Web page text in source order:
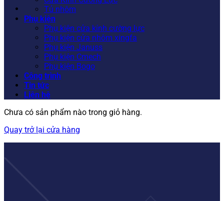
Tủ nhôm
Phụ kiện
Phụ kiện cửa kính cường lực
Phụ kiện cửa nhôm xingfa
Phụ kiện Januss
Phụ kiện Cmech
Phụ kiện Bogo
Công trình
Tin tức
Liên hệ
Chưa có sản phẩm nào trong giỏ hàng.
Quay trở lại cửa hàng